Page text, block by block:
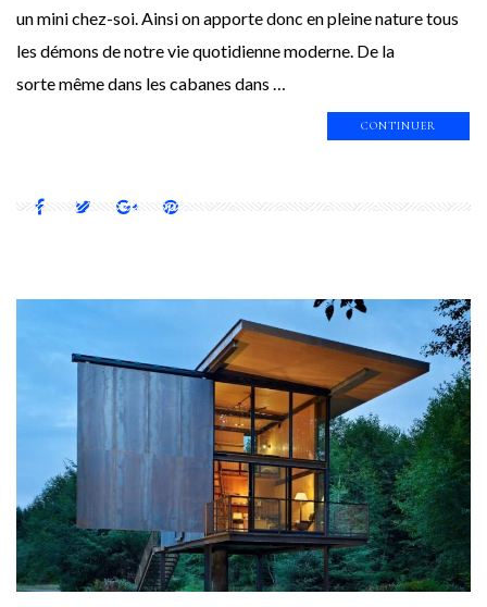
un mini chez-soi. Ainsi on apporte donc en pleine nature tous
les démons de notre vie quotidienne moderne. De la
sorte même dans les cabanes dans …
CONTINUER